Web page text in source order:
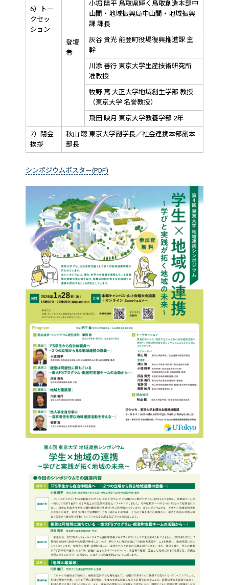
6）トー
クセッ
ション
登壇
者
小堀 陽平 鳥取県輝く鳥取創造本部中
山間・地域振興局中山間・地域振興
課 課長
灰谷 貴光 能登町役場復興推進課 主
幹
川添 善行 東京大学生産技術研究所
准教授
牧野 篤 大正大学地域創生学部 教授
（東京大学 名誉教授）
飛田 映月 東京大学教養学部 2年
7）閉会
挨拶
秋山 聰 東京大学副学長／社会連携本部副本
部長
シンポジウムポスター(PDF)